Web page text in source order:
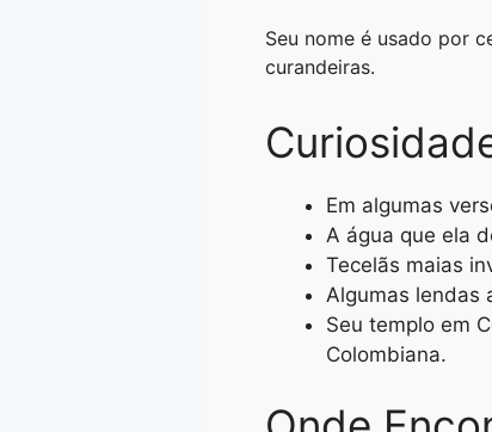
Seu nome é usado por
curandeiras.
Em algumas
A água que ela
Tecelãs maias
Algumas lendas
Seu templo em
Colombiana.